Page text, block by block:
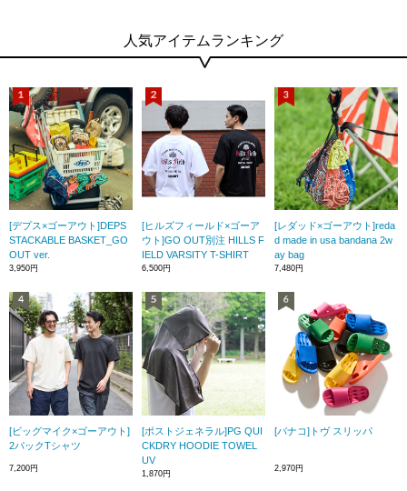
人気アイテムランキング
[デプス×ゴーアウト]DEPS
STACKABLE BASKET_GO
OUT ver.
3,950円
[ヒルズフィールド×ゴーア
ウト]GO OUT別注 HILLS F
IELD VARSITY T-SHIRT
6,500円
[レダッド×ゴーアウト]reda
d made in usa bandana 2w
ay bag
7,480円
[ビッグマイク×ゴーアウト]
2パックTシャツ
7,200円
[ポストジェネラル]PG QUI
CKDRY HOODIE TOWEL
UV
1,870円
[バナコ]トヴ スリッパ
2,970円